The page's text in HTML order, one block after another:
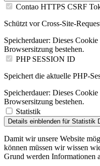
Contao HTTPS CSRF
Schützt vor Cross-Site-
Speicherdauer: Dieses
Browsersitzung bestehen.
PHP SESSION ID
Speichert die aktuelle PHP-
Speicherdauer: Dieses
Browsersitzung bestehen.
Statistik
Details einblenden für Statistik
Damit wir unsere Website
können müssen wir wissen
Grund werden Informationen